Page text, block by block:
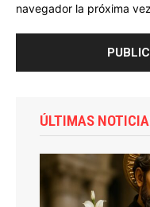
navegador la próxima
ÚLTIMAS